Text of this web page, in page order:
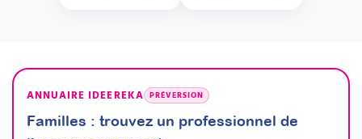
ANNUAIRE IDEEREKA PRÉVERSION
Familles : trouvez un professionnel de